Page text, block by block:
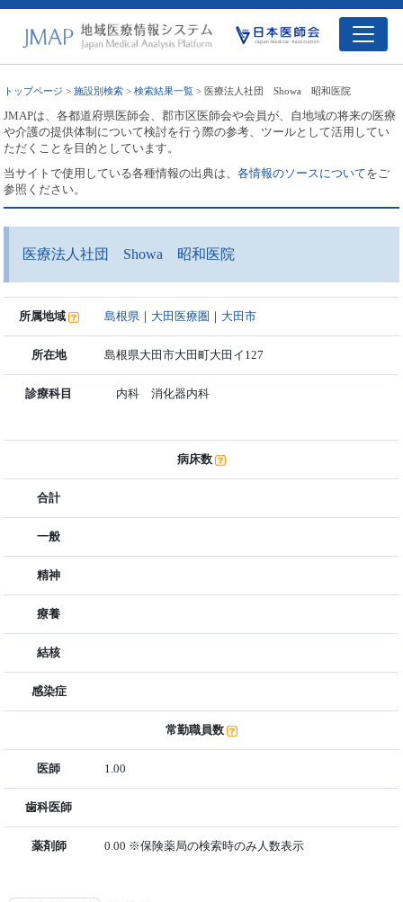
トップページ >施設別検索 >検索結果一覧 > 医療法人社団 Showa 昭和医院
JMAPは、各都道府県医師会、郡市区医師会や会員が、自地域の将来の医療
や介護の提供体制について検討を行う際の参考、ツールとして活用してい
ただくことを目的としています。
当サイトで使用している各種情報の出典は、各情報のソースについてをご
参照ください。
医療法人社団 Showa 昭和医院
所属地域 島根県 ｜ 大田医療圏 ｜ 大田市
所在地 島根県大田市大田町大田イ127
診療科目 内科 消化器内科
病床数
合計
一般
精神
療養
結核
感染症
常勤職員数
医師 1.00
歯科医師
薬剤師 0.00 ※保険薬局の検索時のみ人数表示